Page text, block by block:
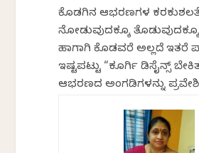
ಕೊಡಗಿನ ಆಭರಣಗಳ
ನೋಡುವುದಕ್ಕೂ
ಹಾಗಾಗಿ ಕೊಡವರೆ ಅಲ್ಲದೆ ಇತರೆ
ಇಷ್ಟಪಟ್ಟು “ಕೂರ್ಗಿ ಡಿಸೈನ್ಸ್
ಆಭರಣದ ಅಂಗಡಿಗಳನ್ನು